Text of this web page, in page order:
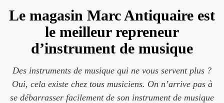
Le magasin Marc Antiquaire est
le meilleur repreneur
d’instrument de musique
Des instruments de musique qui ne vous servent plus ?
Oui, cela existe chez tous musiciens. On n’arrive pas à
se débarrasser facilement de son instrument de musique